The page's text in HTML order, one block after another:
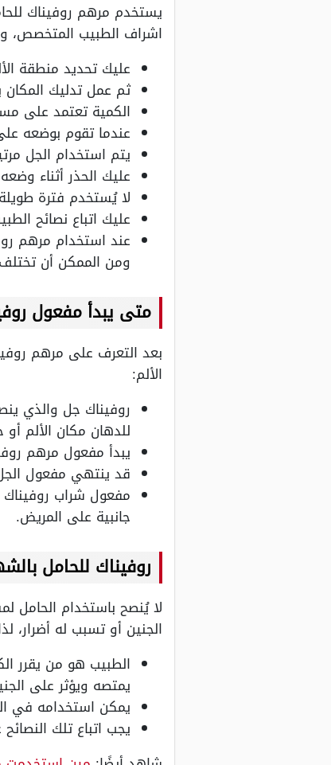
يستخدم مرهم روفيناك
اشراف الطبيب المتخصص،
عليك تحديد منطقة
ثم عمل تدليك
الكمية تعتمد على
عندما تقوم بوضعه
يتم استخدام الجل
عليك الحذر أثناء
لا يُستخدم فترة طويلة، فقط
عليك اتباع نصائح
عند استخدام مرهم
ومن الممكن أن
متى يبدأ مفعول
بعد التعرف على مرهم
الألم:
روفيناك جل والذي
للدهان مكان الألم
يبدأ مفعول مرهم روفيناك
قد ينتهي مفعول الجل بعد
جانبية على المريض.
روفيناك للحامل
لا يُنصح باستخدام الحامل
الجنين أو تسبب له أضرار،
الطبيب هو من يقرر
يمتصه ويؤثر على
يمكن استخدامه في
يجب اتباع تلك